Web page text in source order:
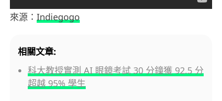
來源： Indiegogo
相關文章:
科大教授實測 AI 眼鏡考試 30 分鐘獲 92.5 分
超越 95% 學生